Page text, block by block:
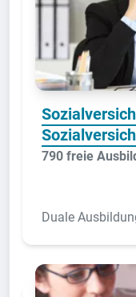
790 freie
Duale